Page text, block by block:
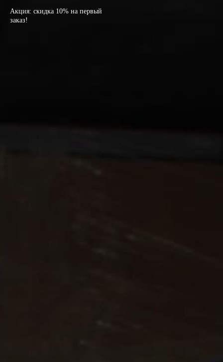
Акция: скидка 10% на первый
заказ!